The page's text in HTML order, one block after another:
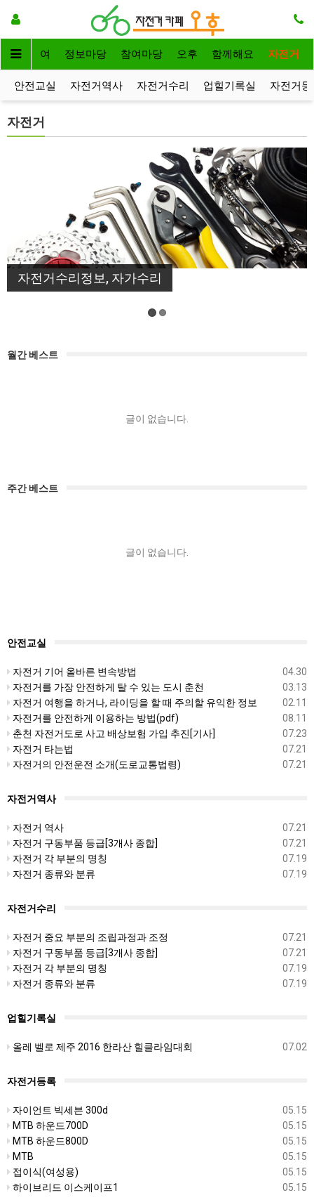
전거대여 정보마당 참여마당 오후 함께해요 자전거
안전교실 자전거역사 자전거수리 업힐기록실 자전거
자전거
자전거수리정보, 자가수리
월간 베스트
글이 없습니다.
주간 베스트
글이 없습니다.
안전교실
04.30
자전거 기어 올바른 변속방법
03.13
자전거를 가장 안전하게 탈 수 있는 도시 춘천
02.11
자전거 여행을 하거나, 라이딩을 할 때 주의할 유익한 정보
08.11
자전거를 안전하게 이용하는 방법(pdf)
07.23
춘천 자전거도로 사고 배상보험 가입 추진[기사]
07.21
자전거 타는법
07.21
자전거의 안전운전 소개(도로교통법령)
자전거역사
07.21
자전거 역사
07.21
자전거 구동부품 등급[3개사 종합]
07.19
자전거 각 부분의 명칭
07.19
자전거 종류와 분류
자전거수리
07.21
자전거 중요 부분의 조립과정과 조정
07.21
자전거 구동부품 등급[3개사 종합]
07.19
자전거 각 부분의 명칭
07.19
자전거 종류와 분류
업힐기록실
07.02
올레 벨로 제주 2016 한라산 힐클라임대회
자전거등록
05.15
자이언트 빅세븐 300d
05.15
MTB 하운드700D
05.15
MTB 하운드800D
05.15
MTB
05.15
접이식(여성용)
05.15
하이브리드 이스케이프1